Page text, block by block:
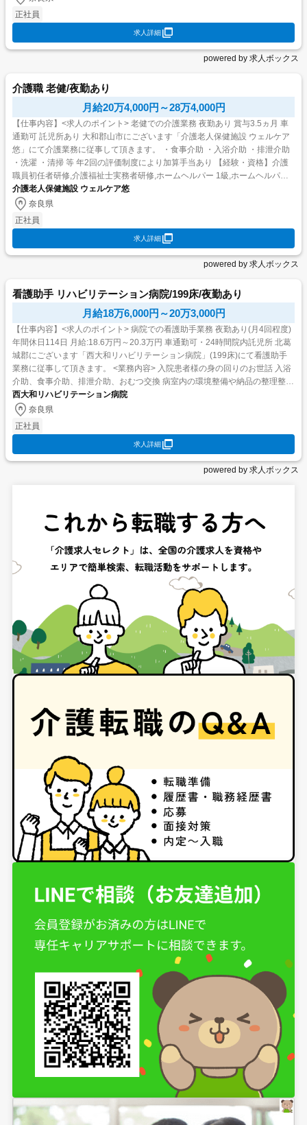
正社員
求人詳細
powered by 求人ボックス
介護職 老健/夜勤あり
月給20万4,000円～28万4,000円
【仕事内容】<求人のポイント> 老健での介護業務 夜勤あり 賞与3.5ヵ月 車
通勤可 託児所あり 大和郡山市にございます「介護老人保健施設 ウェルケア
悠」にて介護業務に従事して頂きます。 ・食事介助 ・入浴介助 ・排泄介助
・洗濯 ・清掃 等 年2回の評価制度により加算手当あり 【経験・資格】介護
職員初任者研修,介護福祉士実務者研修,ホームヘルパー 1級,ホームヘルパー
2級 ...
介護老人保健施設 ウェルケア悠
奈良県
正社員
求人詳細
powered by 求人ボックス
看護助手 リハビリテーション病院/199床/夜勤あり
月給18万6,000円～20万3,000円
【仕事内容】<求人のポイント> 病院での看護助手業務 夜勤あり(月4回程度)
年間休日114日 月給:18.6万円～20.3万円 車通勤可・24時間院内託児所 北葛
城郡にございます「西大和リハビリテーション病院」(199床)にて看護助手
業務に従事して頂きます。 <業務内容> 入院患者様の身の回りのお世話 入浴
介助、食事介助、排泄介助、おむつ交換 病室内の環境整備や納品の整理整頓
院...
西大和リハビリテーション病院
奈良県
正社員
求人詳細
powered by 求人ボックス